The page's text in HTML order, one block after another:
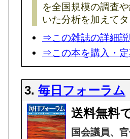
を全国規模の調査
いた分析を加えて
⇒この雑誌の詳細
⇒この本を購入・
3. 毎日フォーラム
送料無料
国会議員、